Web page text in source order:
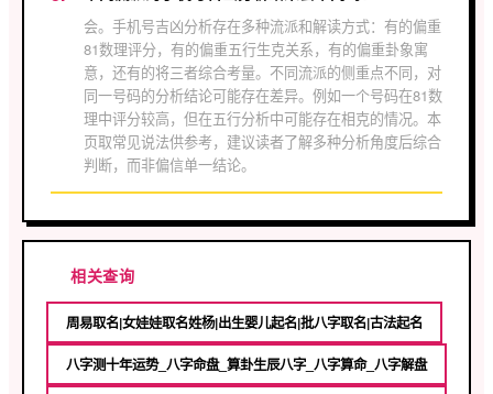
会。手机号吉凶分析存在多种流派和解读方式：有的偏重
81数理评分，有的偏重五行生克关系，有的偏重卦象寓
意，还有的将三者综合考量。不同流派的侧重点不同，对
同一号码的分析结论可能存在差异。例如一个号码在81数
理中评分较高，但在五行分析中可能存在相克的情况。本
页取常见说法供参考，建议读者了解多种分析角度后综合
判断，而非偏信单一结论。
相关查询
周易取名|女娃娃取名姓杨|出生婴儿起名|批八字取名|古法起名
八字测十年运势_八字命盘_算卦生辰八字_八字算命_八字解盘